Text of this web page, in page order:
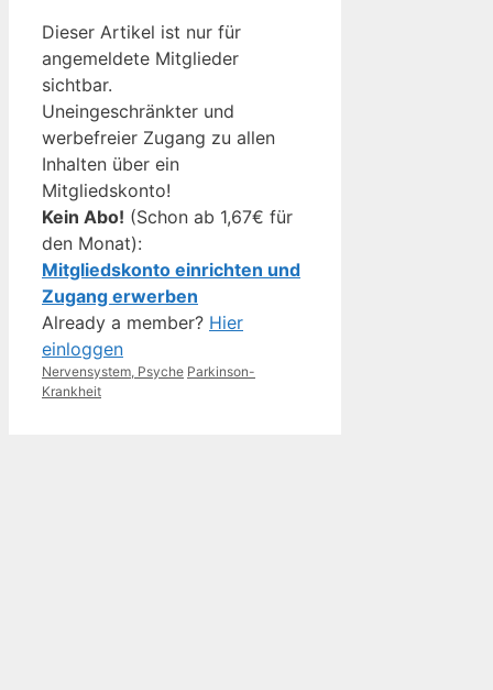
Dieser Artikel ist nur für
angemeldete Mitglieder
sichtbar.
Uneingeschränkter und
werbefreier Zugang zu allen
Inhalten über ein
Mitgliedskonto!
Kein Abo! (Schon ab 1,67€ für
den Monat):
Mitgliedskonto einrichten und
Zugang erwerben
Already a member? Hier
einloggen
Kategorien
Nervensystem, Psyche Schlagwörter
Parkinson-
Krankheit